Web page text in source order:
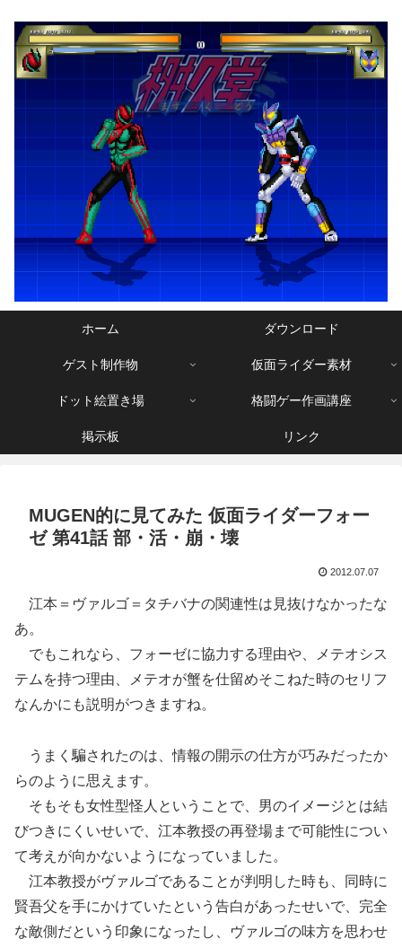
ホーム ダウンロード
ゲスト制作物 仮面ライダー素材
ドット絵置き場 格闘ゲー作画講座
掲示板 リンク
MUGEN的に見てみた 仮面ライダーフォー
ゼ 第41話 部・活・崩・壊
2012.07.07
江本＝ヴァルゴ＝タチバナの関連性は見抜けなかったな
あ。
でもこれなら、フォーゼに協力する理由や、メテオシス
テムを持つ理由、メテオが蟹を仕留めそこねた時のセリフ
なんかにも説明がつきますね。
うまく騙されたのは、情報の開示の仕方が巧みだったか
らのように思えます。
そもそも女性型怪人ということで、男のイメージとは結
びつきにくいせいで、江本教授の再登場まで可能性につい
て考えが向かないようになっていました。
江本教授がヴァルゴであることが判明した時も、同時に
賢吾父を手にかけていたという告白があったせいで、完全
な敵側だという印象になったし、ヴァルゴの味方を思わせ